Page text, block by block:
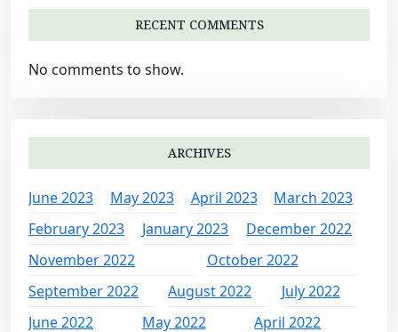
RECENT COMMENTS
No comments to show.
ARCHIVES
June 2023 May 2023 April 2023
March 2023
February 2023
January 2023
December 2022
November 2022
October 2022
September 2022
August 2022
July 2022
June 2022
May 2022 April 2022